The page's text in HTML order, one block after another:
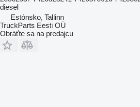
diesel
Estónsko, Tallinn
TruckParts Eesti OÜ
Obráťte sa na predajcu